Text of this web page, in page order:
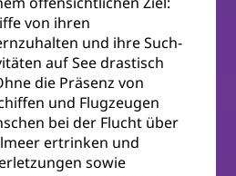
von ihren
und ihre Such-
auf See drastisch
die Präsenz von
und Flugzeugen
bei der Flucht über
ertrinken und
sowie